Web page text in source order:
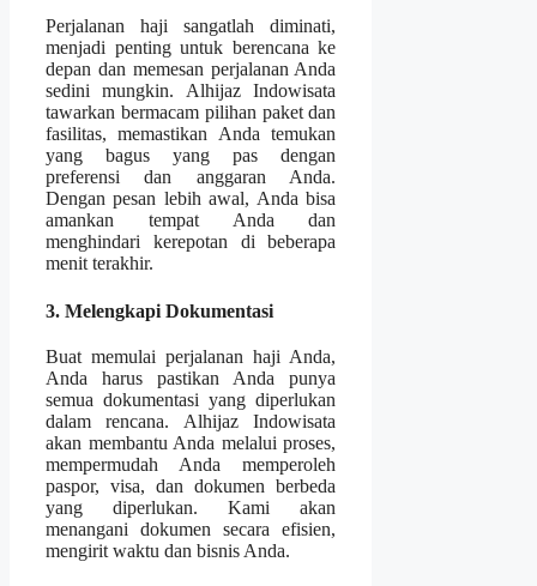
Perjalanan haji sangatlah diminati,
menjadi penting untuk berencana ke
depan dan memesan perjalanan Anda
sedini mungkin. Alhijaz Indowisata
tawarkan bermacam pilihan paket dan
fasilitas, memastikan Anda temukan
yang bagus yang pas dengan
preferensi dan anggaran Anda.
Dengan pesan lebih awal, Anda bisa
amankan tempat Anda dan
menghindari kerepotan di beberapa
menit terakhir.
3. Melengkapi Dokumentasi
Buat memulai perjalanan haji Anda,
Anda harus pastikan Anda punya
semua dokumentasi yang diperlukan
dalam rencana. Alhijaz Indowisata
akan membantu Anda melalui proses,
mempermudah Anda memperoleh
paspor, visa, dan dokumen berbeda
yang diperlukan. Kami akan
menangani dokumen secara efisien,
mengirit waktu dan bisnis Anda.